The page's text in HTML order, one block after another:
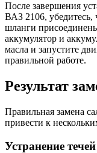
После завершения
ВАЗ 2106, убедитесь,
шланги
аккумулятор и
масла и запустите
правильной работе.
Результат
Правильная замена
привести к
Устранение